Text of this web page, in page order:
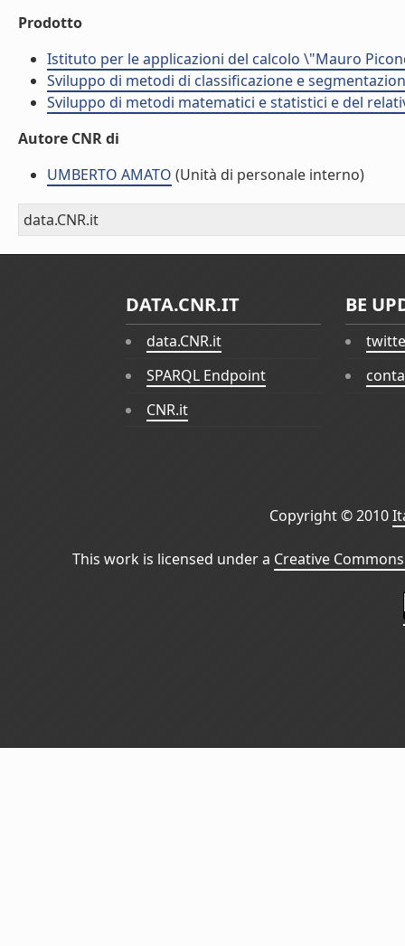
Prodotto
Istituto per le applicazioni del calcolo \"Mauro
Sviluppo di metodi di classificazione e
Sviluppo di metodi matematici e statistici e del
Autore CNR di
UMBERTO AMATO (Unità di personale interno)
data.CNR.it
DATA.CNR.IT
data.CNR.it
SPARQL Endpoint
CNR.it
BE
Copyright © 2010
This work is licensed under a Creative